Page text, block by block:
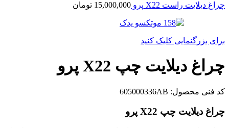
چراغ دیلایت راست X22 پرو 15,000,000 تومان
برای بزرگنمایی کلیک کنید
چراغ دیلایت چپ X22 پرو
کد فنی محصول: 605000336AB
چراغ دیلایت چپ X22 پرو